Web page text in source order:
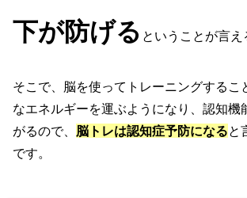
下が防げる という ことが言え
そこで、脳を使ってトレーニングするこ
なエネルギーを運ぶようになり、認知機
がるので、
脳トレは認知症予防になる と
です。